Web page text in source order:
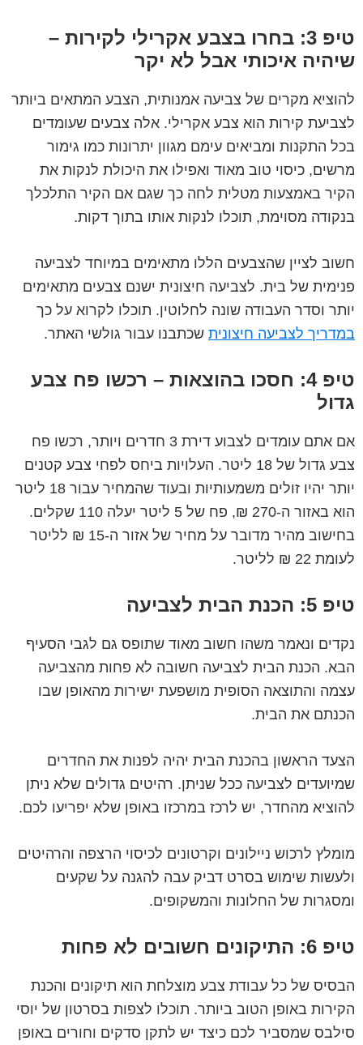
טיפ 3: בחרו בצבע אקרילי לקירות –
שיהיה איכותי אבל לא יקר
להוציא מקרים של צביעה אמנותית, הצבע המתאים ביותר
לצביעת קירות הוא צבע אקרילי. אלה צבעים שעומדים
בכל התקנות ומביאים עימם מגוון יתרונות כמו גימור
מרשים, כיסוי טוב מאוד ואפילו את היכולת לנקות את
הקיר באמצעות מטלית לחה כך שגם אם הקיר התלכלך
בנקודה מסוימת, תוכלו לנקות אותו בתוך דקות.
חשוב לציין שהצבעים הללו מתאימים במיוחד לצביעה
פנימית של בית. לצביעה חיצונית ישנם צבעים מתאימים
יותר וסדר העבודה שונה לחלוטין. תוכלו לקרוא על כך
במדריך לצביעה חיצונית שכתבנו עבור גולשי האתר.
טיפ 4: חסכו בהוצאות – רכשו פח צבע
גדול
אם אתם עומדים לצבוע דירת 3 חדרים ויותר, רכשו פח
צבע גדול של 18 ליטר. העלויות ביחס לפחי צבע קטנים
יותר יהיו זולים משמעותיות ובעוד שהמחיר עבור 18 ליטר
הוא באזור ה-270 ₪, פח של 5 ליטר יעלה 110 שקלים.
בחישוב מהיר מדובר על מחיר של אזור ה-15 ₪ לליטר
לעומת 22 ₪ לליטר.
טיפ 5: הכנת הבית לצביעה
נקדים ונאמר משהו חשוב מאוד שתופס גם לגבי הסעיף
הבא. הכנת הבית לצביעה חשובה לא פחות מהצביעה
עצמה והתוצאה הסופית מושפעת ישירות מהאופן שבו
הכנתם את הבית.
הצעד הראשון בהכנת הבית יהיה לפנות את החדרים
שמיועדים לצביעה ככל שניתן. רהיטים גדולים שלא ניתן
להוציא מהחדר, יש לרכז במרכזו באופן שלא יפריעו לכם.
מומלץ לרכוש ניילונים וקרטונים לכיסוי הרצפה והרהיטים
ולעשות שימוש בסרט דביק עבה להגנה על שקעים
ומסגרות של החלונות והמשקופים.
טיפ 6: התיקונים חשובים לא פחות
הבסיס של כל עבודת צבע מוצלחת הוא תיקונים והכנת
הקירות באופן הטוב ביותר. תוכלו לצפות בסרטון של יוסי
סילבס שמסביר לכם כיצד יש לתקן סדקים וחורים באופן